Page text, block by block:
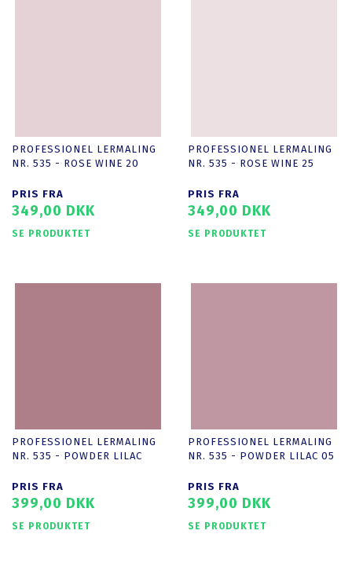
PROFESSIONEL LERMALING
NR. 535 - ROSE WINE 20
PRIS FRA
349,00 DKK
SE PRODUKTET
PROFESSIONEL LERMALING
NR. 535 - ROSE WINE 25
PRIS FRA
349,00 DKK
SE PRODUKTET
PROFESSIONEL LERMALING
NR. 535 - POWDER LILAC
PRIS FRA
399,00 DKK
SE PRODUKTET
PROFESSIONEL LERMALING
NR. 535 - POWDER LILAC 05
PRIS FRA
399,00 DKK
SE PRODUKTET